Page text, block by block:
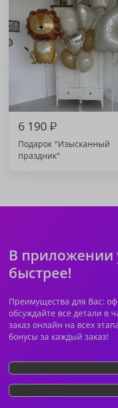
6 190₽
Подарок "Изысканный
праздник"
В приложении
быстрее!
Преимущества для Вас:
обсуждайте все детали в
заказ онлайн на всех
бонусы за каждый заказ!